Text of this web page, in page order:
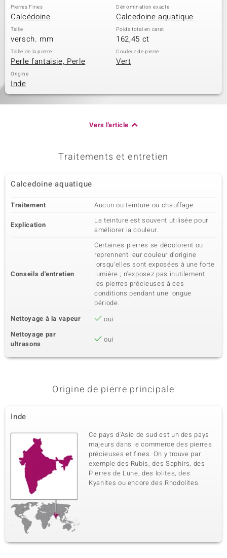
Pierres Fines
Calcédoine
Dénomination exacte
Calcedoine aquatique
Taille
versch. mm
Poids total en carat
162,45 ct
Taille de la pierre
Perle fantaisie, Perle
Couleur de pierre
Vert
Origine
Inde
Vers l'article
Traitements et entretien
Calcedoine aquatique
Traitement Aucun ou teinture ou chauffage
Explication
La teinture est souvent utilisée pour
améliorer la couleur.
Conseils d'entretien
Certaines pierres se décolorent ou
reprennent leur couleur d'origine
lorsqu'elles sont exposées à une forte
lumière ; n'exposez pas inutilement
les pierres précieuses à ces
conditions pendant une longue
période.
Nettoyage à la vapeur
oui
Nettoyage par
ultrasons
oui
Origine de pierre principale
Inde
Ce pays d'Asie de sud est un des pays
majeurs dans le commerce des pierres
précieuses et fines. On y trouve par
exemple des Rubis, des Saphirs, des
Pierres de Lune, des Iolites, des
Kyanites ou encore des Rhodolites.